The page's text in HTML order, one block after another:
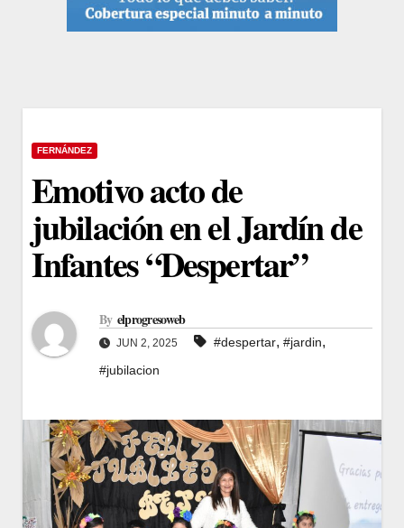
FERNÁNDEZ
Emotivo acto de
jubilación en el Jardín de
Infantes “Despertar”
By elprogresoweb
JUN 2, 2025 #despertar, #jardin,
#jubilacion